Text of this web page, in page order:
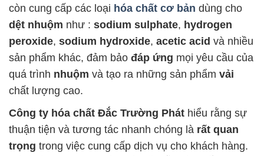
còn cung cấp các loại hóa chất cơ bản dùng cho
dệt nhuộm như : sodium sulphate, hydrogen
peroxide, sodium hydroxide, acetic acid và nhiều
sản phẩm khác, đảm bảo đáp ứng mọi yêu cầu của
quá trình nhuộm và tạo ra những sản phẩm vải
chất lượng cao.
Công ty hóa chất Đắc Trường Phát hiểu rằng sự
thuận tiện và tương tác nhanh chóng là rất quan
trọng trong việc cung cấp dịch vụ cho khách hàng.